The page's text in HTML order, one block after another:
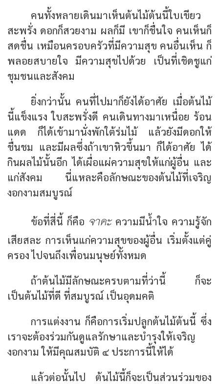
คนทั้งหลายเดินมาเห็นต้นไม้ต้นนี้ใบเขียว
สะพรั่ง ดอกก็สวยงาม ผลก็มี เขาก็ชื่นใจ คนเห็นก็
สดชื่น เหมือนครอบครัวที่มีความสุข คนอื่นเห็น ก็
พลอยสบายใจ มีความสุขไปด้วย เป็นที่เชิดชูแก่
ชุมชนและสังคม
ยิ่งกว่านั้น คนที่ไปมาก็ยังได้อาศัย เมื่อต้นไม้
นี้แข็งแรง ใบสะพรั่งดี คนเดินทางมาเหนื่อย ร้อน
แดด ก็ได้เข้ามานั่งพักใต้ร่มไม้ แล้วยังมีดอกให้
ชื่นชม และมีผลซึ่งถ้าเขาหิวขึ้นมา ก็ได้อาศัย ได้
กินผลไม้นั้นอีก ได้เผื่อแผ่ความสุขให้แก่ผู้อื่น และ
แก่สังคม นี่แหละคือลักษณะของต้นไม้ที่เจริญ
งอกงามสมบูรณ์
ข้อที่สี่นี้ ก็คือ จาคะความมีน้ำใจ ความรู้จัก
เสียสละ การเห็นแก่ความสุขของผู้อื่น เริ่มตั้งแต่คู่
ครอง ไปจนถึงเพื่อนมนุษย์ทั้งหมด
ถ้าต้นไม้มีลักษณะครบตามที่ว่านี้ ก็จะ
เป็นต้นไม้ที่ดี ที่สมบูรณ์ เป็นอุดมคติ
การแต่งงาน ก็คือการเริ่มปลูกต้นไม้ต้นนี้ ซึ่ง
เราจะต้องร่วมกันดูแลรักษาและบำรุงให้เจริญ
งอกงาม ให้มีคุณสมบัติ ๔ ประการนี้ให้ได้
แล้วต่อนั้นไป ต้นไม้นี้ก็จะเป็นส่วนร่วมของ